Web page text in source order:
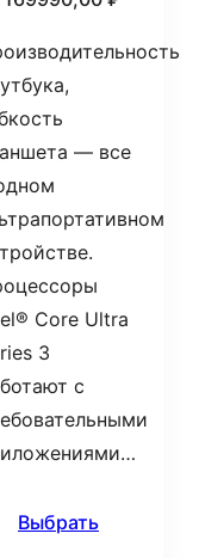
— все
Core Ultra
3
с
Выбрать